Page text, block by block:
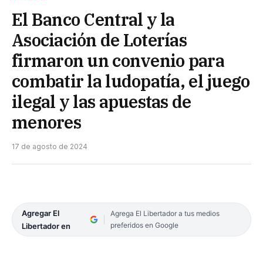
El Banco Central y la
Asociación de Loterías
firmaron un convenio para
combatir la ludopatía, el juego
ilegal y las apuestas de
menores
17 de agosto de 2024
Agregar El
Libertador en
Agrega El Libertador a tus medios
preferidos en Google